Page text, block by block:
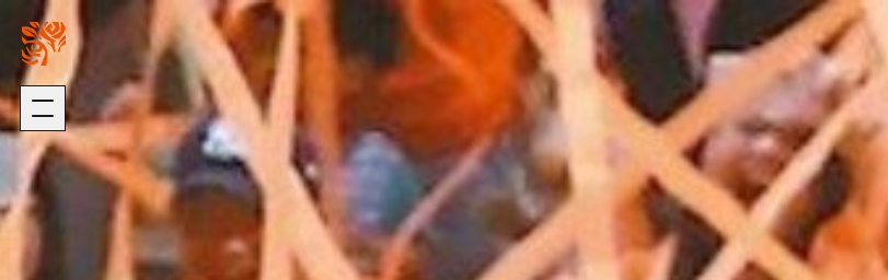
關於我們
ABOUT US
加入我們
個資聲明
璞園熱銷
HOT SALE
自建熱銷
建築代銷
歷年代銷